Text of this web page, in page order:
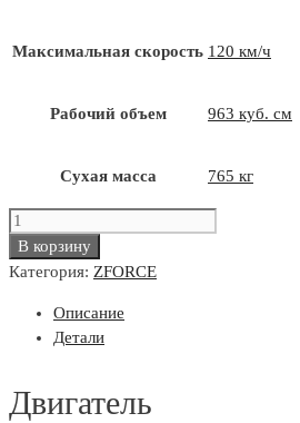
Максимальная скорость 120 км/ч
Рабочий объем 963 куб. см
Сухая масса 765 кг
Количество
товара
ZFORCE
Sport-
В корзину
Категория: ZFORCE
Описание
Детали
Двигатель